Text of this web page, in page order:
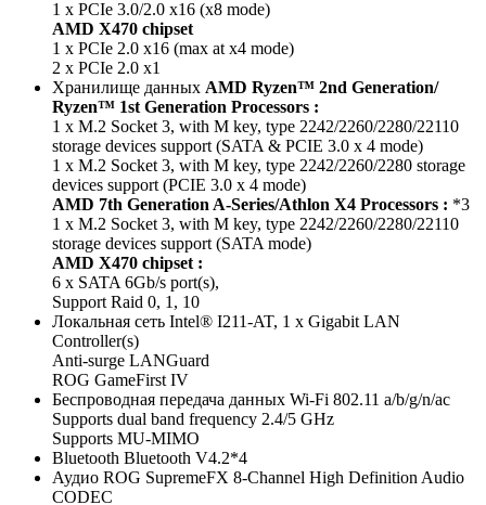
1 x PCIe 3.0/2.0 x16 (x8 mode)
AMD X470 chipset
1 x PCIe 2.0 x16 (max at x4 mode)
2 x PCIe 2.0 x1
Хранилище данных AMD Ryzen™ 2nd Generation/
Ryzen™ 1st Generation Processors :
1 x M.2 Socket 3, with M key, type 2242/2260/2280/22110
storage devices support (SATA & PCIE 3.0 x 4 mode)
1 x M.2 Socket 3, with M key, type 2242/2260/2280 storage
devices support (PCIE 3.0 x 4 mode)
AMD 7th Generation A-Series/Athlon X4 Processors : *3
1 x M.2 Socket 3, with M key, type 2242/2260/2280/22110
storage devices support (SATA mode)
AMD X470 chipset :
6 x SATA 6Gb/s port(s),
Support Raid 0, 1, 10
Локальная сеть Intel® I211-AT, 1 x Gigabit LAN
Controller(s)
Anti-surge LANGuard
ROG GameFirst IV
Беспроводная передача данных Wi-Fi 802.11 a/b/g/n/ac
Supports dual band frequency 2.4/5 GHz
Supports MU-MIMO
Bluetooth Bluetooth V4.2*4
Аудио ROG SupremeFX 8-Channel High Definition Audio
CODEC